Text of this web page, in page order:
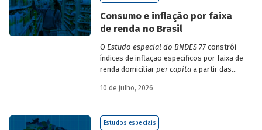
Consumo e inflação por faixa
de renda no Brasil
O Estudo especial do BNDES 77constrói
índices de inflação específicos por faixa de
renda domiciliar per capitaa partir das
associadas às variações de preços dos
ainda os microdados da Pnad Contínua
para analisar a evolução da renda dos
10 de julho, 2026
Estudos especiais